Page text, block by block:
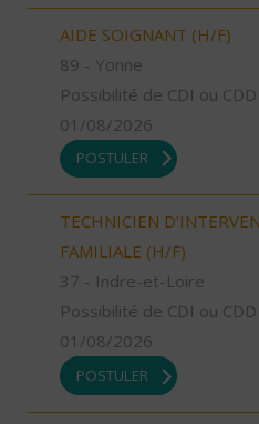
AIDE SOIGNANT (H/F)
89 - Yonne
Possibilité de CDI ou CDD
01/08/2026
POSTULER
TECHNICIEN
FAMILIALE (H/F)
37 - Indre-et-Loire
Possibilité de CDI ou CDD
01/08/2026
POSTULER